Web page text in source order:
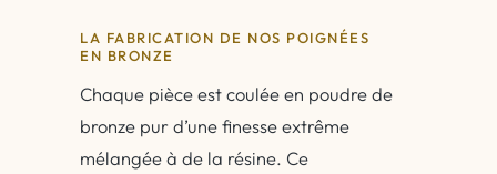
LA FABRICATION DE NOS POIGNÉES
EN BRONZE
Chaque pièce est coulée en poudre de
bronze pur d’une finesse extrême
mélangée à de la résine. Ce